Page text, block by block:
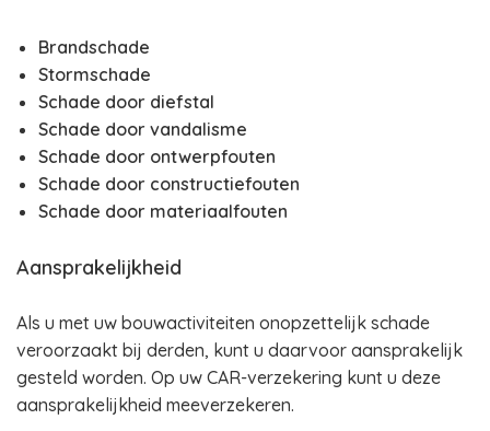
Brandschade
Stormschade
Schade door diefstal
Schade door vandalisme
Schade door ontwerpfouten
Schade door constructiefouten
Schade door materiaalfouten
Aansprakelijkheid
Als u met uw bouwactiviteiten onopzettelijk schade
veroorzaakt bij derden, kunt u daarvoor aansprakelijk
gesteld worden. Op uw CAR-verzekering kunt u deze
aansprakelijkheid meeverzekeren.